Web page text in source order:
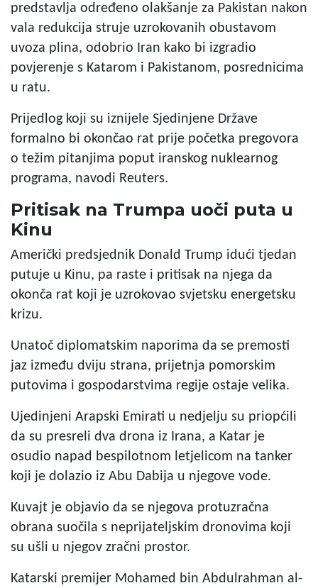
predstavlja određeno olakšanje za Pakistan nakon
vala redukcija struje uzrokovanih obustavom
uvoza plina, odobrio Iran kako bi izgradio
povjerenje s Katarom i Pakistanom, posrednicima
u ratu.
Prijedlog koji su iznijele Sjedinjene Države
formalno bi okončao rat prije početka pregovora
o težim pitanjima poput iranskog nuklearnog
programa, navodi Reuters.
Pritisak na Trumpa uoči puta u
Kinu
Američki predsjednik Donald Trump idući tjedan
putuje u Kinu, pa raste i pritisak na njega da
okonča rat koji je uzrokovao svjetsku energetsku
krizu.
Unatoč diplomatskim naporima da se premosti
jaz između dviju strana, prijetnja pomorskim
putovima i gospodarstvima regije ostaje velika.
Ujedinjeni Arapski Emirati u nedjelju su priopćili
da su presreli dva drona iz Irana, a Katar je
osudio napad bespilotnom letjelicom na tanker
koji je dolazio iz Abu Dabija u njegove vode.
Kuvajt je objavio da se njegova protuzračna
obrana suočila s neprijateljskim dronovima koji
su ušli u njegov zračni prostor.
Katarski premijer Mohamed bin Abdulrahman al-